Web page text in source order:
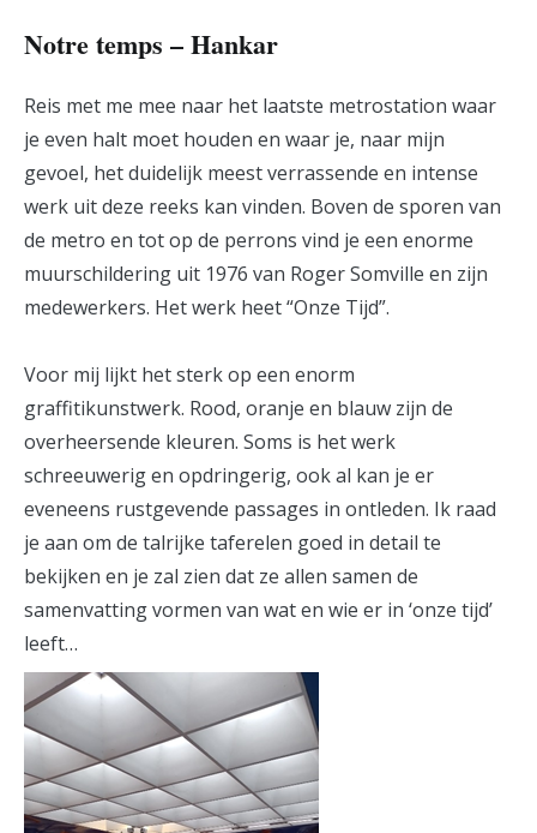
Notre temps – Hankar
Reis met me mee naar het laatste metrostation waar
je even halt moet houden en waar je, naar mijn
gevoel, het duidelijk meest verrassende en intense
werk uit deze reeks kan vinden. Boven de sporen van
de metro en tot op de perrons vind je een enorme
muurschildering uit 1976 van Roger Somville en zijn
medewerkers. Het werk heet “Onze Tijd”.
Voor mij lijkt het sterk op een enorm
graffitikunstwerk. Rood, oranje en blauw zijn de
overheersende kleuren. Soms is het werk
schreeuwerig en opdringerig, ook al kan je er
eveneens rustgevende passages in ontleden. Ik raad
je aan om de talrijke taferelen goed in detail te
bekijken en je zal zien dat ze allen samen de
samenvatting vormen van wat en wie er in ‘onze tijd’
leeft…